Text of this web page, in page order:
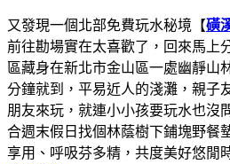
又發現一個北部免費玩水秘境【磺
前往勘場實在太喜歡了，回來馬上
區藏身在新北市金山區一處幽靜山
分鐘就到，平易近人的淺灘，親子
朋友來玩，就連小小孩要玩水也沒
合週末假日找個林蔭樹下鋪塊野餐
享用、呼吸芬多精，共度美好悠閒